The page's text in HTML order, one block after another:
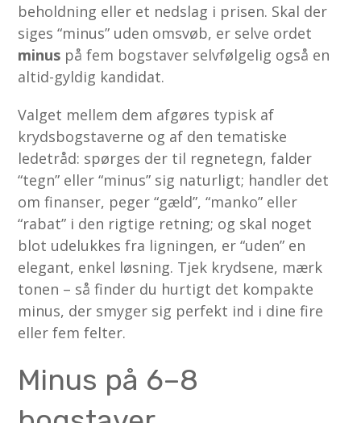
beholdning eller et nedslag i prisen. Skal der
siges “minus” uden omsvøb, er selve ordet
minus på fem bogstaver selvfølgelig også en
altid-gyldig kandidat.
Valget mellem dem afgøres typisk af
krydsbogstaverne og af den tematiske
ledetråd: spørges der til regnetegn, falder
“tegn” eller “minus” sig naturligt; handler det
om finanser, peger “gæld”, “manko” eller
“rabat” i den rigtige retning; og skal noget
blot udelukkes fra ligningen, er “uden” en
elegant, enkel løsning. Tjek krydsene, mærk
tonen – så finder du hurtigt det kompakte
minus, der smyger sig perfekt ind i dine fire
eller fem felter.
Minus på 6–8